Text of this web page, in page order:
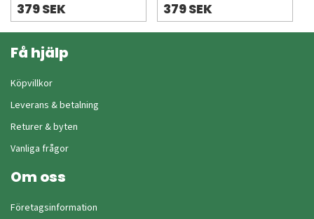
379 SEK 379 SEK
Få hjälp
Köpvillkor
Leverans & betalning
Returer & byten
Vanliga frågor
Om oss
Företagsinformation